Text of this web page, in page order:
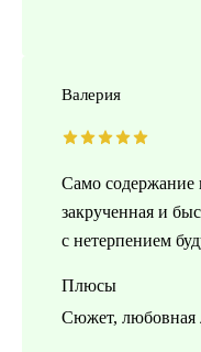
Валерия
Само содержание
закрученная и
с нетерпением
Плюсы
Сюжет, любовная